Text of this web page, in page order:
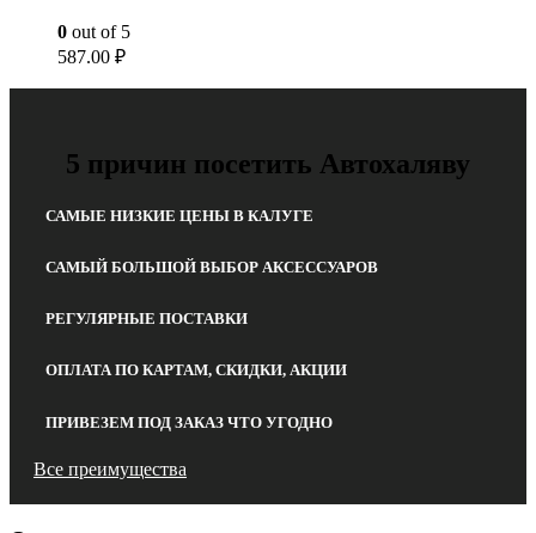
0 out of 5
587.00 ₽
5 причин посетить Автохаляву
САМЫЕ НИЗКИЕ ЦЕНЫ В КАЛУГЕ
САМЫЙ БОЛЬШОЙ ВЫБОР АКСЕССУАРОВ
РЕГУЛЯРНЫЕ ПОСТАВКИ
ОПЛАТА ПО КАРТАМ, СКИДКИ, АКЦИИ
ПРИВЕЗЕМ ПОД ЗАКАЗ ЧТО УГОДНО
Все преимущества